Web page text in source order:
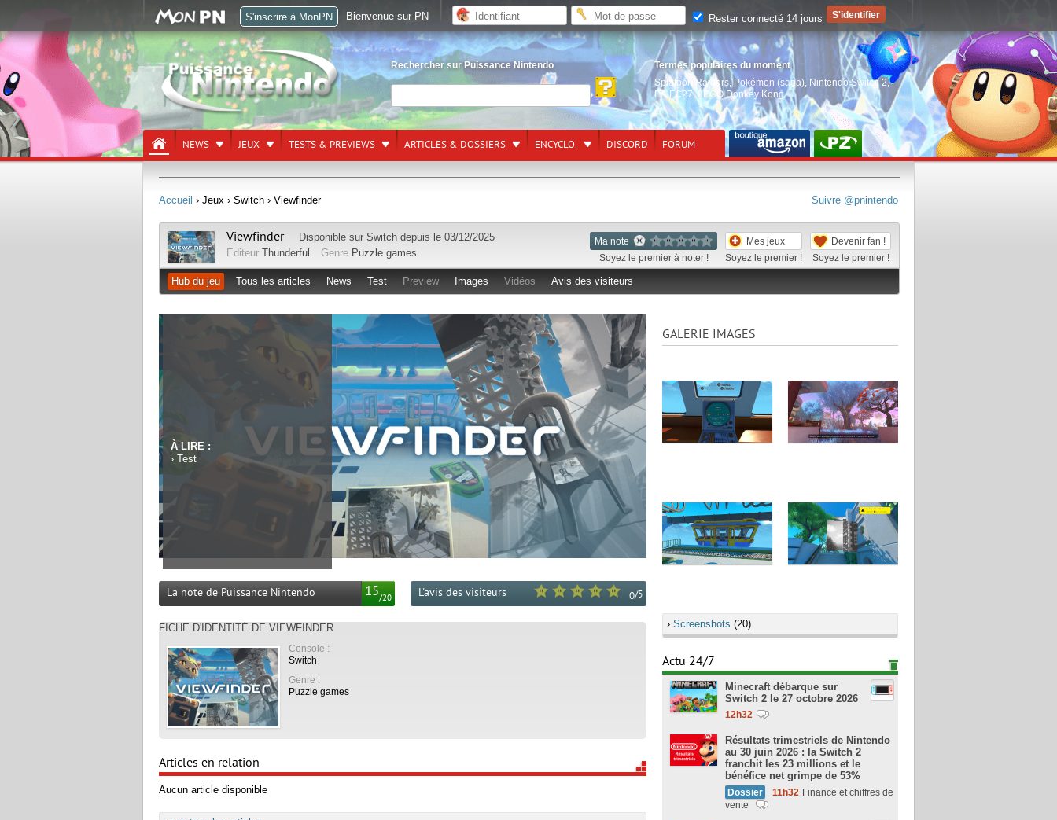
Rechercher sur Puissance Nintendo
Termes populaires du moment
Splatoon Raiders, Pokémon (saga) Nintendo Switch 2,
EA FC27,LEGO Donkey Kong
NEWS JEUX TESTS & PREVIEWS ARTICLES & DOSSIERS ENCYCLO. DISCORD FORUM
Suivre @pnintendo
Accueil › Jeux › Switch › Viewfinder
Ma note
Soyez le premier à noter !
Mes jeux
Soyez le premier !
Devenir fan !
Soyez le premier !
Viewfinder Disponible sur Switch depuis le 03/12/2025
Editeur Thunderful Genre Puzzle games
Hub du jeu Tous les articles News Test Preview Images Vidéos Avis des visiteurs
À LIRE :
› Test
15/20
La note de Puissance Nintendo 0/5
L'avis des visiteurs
FICHE D'IDENTITÉ DE VIEWFINDER
Console :
Switch
Genre :
Puzzle games
Articles en relation
Aucun article disponible
GALERIE IMAGES
› Screenshots (20)
Actu 24/7
Minecraft débarque sur
Switch 2 le 27 octobre 2026
12h32
Résultats trimestriels de Nintendo
au 30 juin 2026 : la Switch 2
franchit les 23 millions et le
bénéfice net grimpe de 53%
Dossier 11h32 Finance et chiffres de
vente
S'inscrire à MonPN Bienvenue sur PN Rester connecté 14 jours